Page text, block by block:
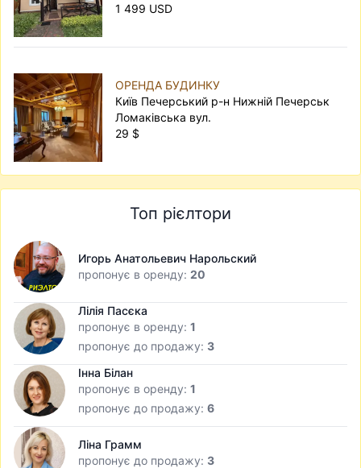
1 499 USD
ОРЕНДА БУДИНКУ
Київ Печерський р-н Нижній Печерськ
Ломаківська вул.
29 $
Топ рієлтори
Игорь Анатольевич Нарольский
пропонує в оренду: 20
Лілія Пасєка
пропонує в оренду: 1
пропонує до продажу: 3
Інна Білан
пропонує в оренду: 1
пропонує до продажу: 6
Ліна Грамм
пропонує до продажу: 3